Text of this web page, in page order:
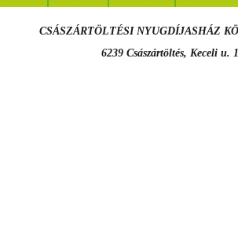
CSÁSZÁRTÖLTÉSI NYUGDÍJASHÁZ
6239 Császártöltés, Keceli u.